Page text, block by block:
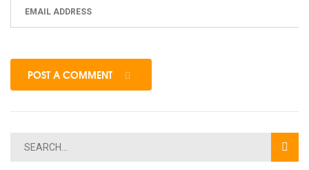
POST A COMMENT